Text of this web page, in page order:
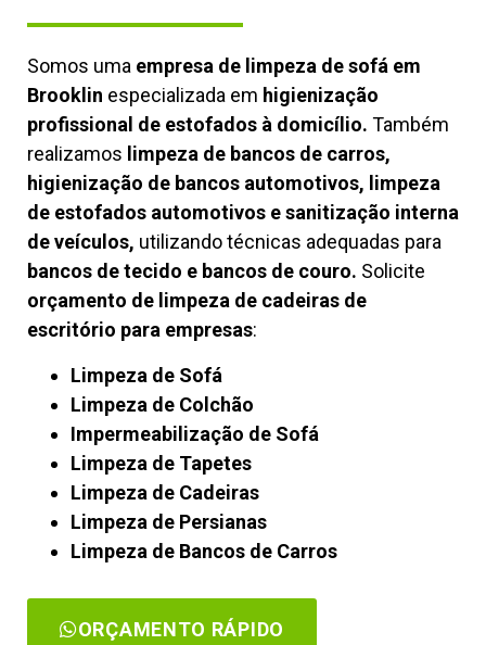
Somos uma empresa de limpeza de sofá em
Brooklin especializada em higienização
profissional de estofados à domicílio. Também
realizamos limpeza de bancos de carros,
higienização de bancos automotivos, limpeza
de estofados automotivos e sanitização interna
de veículos, utilizando técnicas adequadas para
bancos de tecido e bancos de couro. Solicite
orçamento de limpeza de cadeiras de
escritório para empresas:
Limpeza de Sofá
Limpeza de Colchão
Impermeabilização de Sofá
Limpeza de Tapetes
Limpeza de Cadeiras
Limpeza de Persianas
Limpeza de Bancos de Carros
ORÇAMENTO RÁPIDO